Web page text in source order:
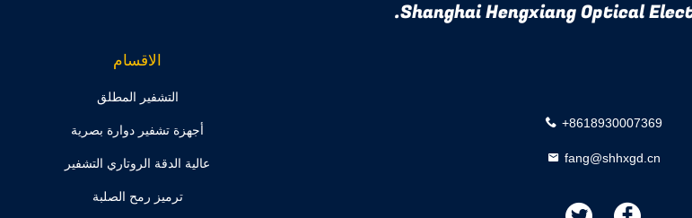
Shanghai Hengxiang Optical
الاقسام
التشفير المطلق
أجهزة تشفير دوارة بصرية
عالية الدقة الروتاري التشفير
ترميز رمح الصلبة
+8618930007369
fang@shhxgd.cn